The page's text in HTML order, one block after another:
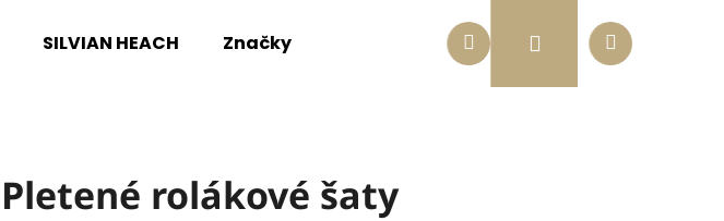
SILVIAN HEACH Značky Jak se správně změřit O nás
Hledat PřihlášeníNákupní
Pletené rolákové šaty
HLEDAT